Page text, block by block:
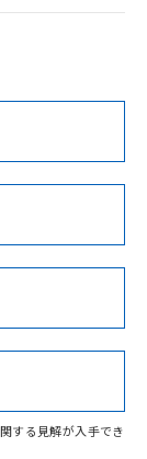
下を必ずお読
Cr(VI)
する見解が入手でき